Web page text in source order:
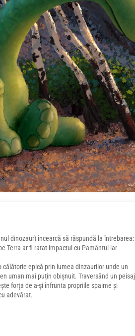
dinozaur) încearcă să răspundă la întrebarea:
Terra ar fi ratat impactul cu Pamântul iar
epică prin lumea dinzaurilor unde un
uman mai puțin obișnuit. Traversând un peisaj
forța de a-și înfrunta propriile spaime și
adevărat.